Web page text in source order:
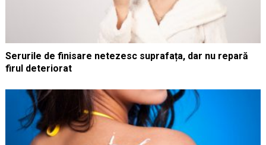
Serurile de finisare netezesc suprafața, dar nu repară
firul deteriorat